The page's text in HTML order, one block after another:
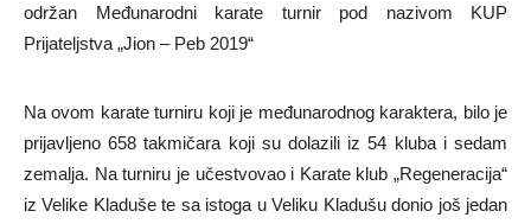
održan Međunarodni karate turnir pod nazivom KUP
Prijateljstva „Jion – Peb 2019“
Na ovom karate turniru koji je međunarodnog karaktera, bilo je
prijavljeno 658 takmičara koji su dolazili iz 54 kluba i sedam
zemalja. Na turniru je učestvovao i Karate klub „Regeneracija“
iz Velike Kladuše te sa istoga u Veliku Kladušu donio još jedan